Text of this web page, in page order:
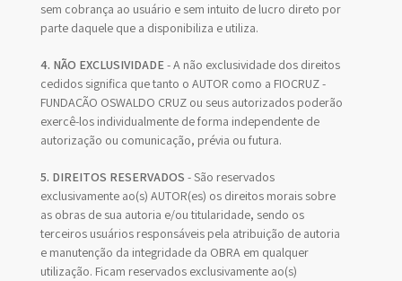
sem cobrança ao usuário e sem intuito de lucro direto por
parte daquele que a disponibiliza e utiliza.
4. NÃO EXCLUSIVIDADE- A não exclusividade dos direitos
cedidos significa que tanto o AUTOR como a FIOCRUZ -
FUNDAÇÃO OSWALDO CRUZ ou seus autorizados poderão
exercê-los individualmente de forma independente de
autorização ou comunicação, prévia ou futura.
5. DIREITOS RESERVADOS - São reservados
exclusivamente ao(s) AUTOR(es) os direitos morais sobre
as obras de sua autoria e/ou titularidade, sendo os
terceiros usuários responsáveis pela atribuição de autoria
e manutenção da integridade da OBRA em qualquer
utilização. Ficam reservados exclusivamente ao(s)